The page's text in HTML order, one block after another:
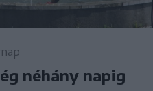
néhány napig